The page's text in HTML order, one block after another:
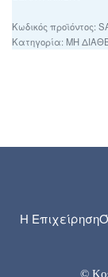
Κατηγορία: ΜΗ
Η Επιχείρηση
©